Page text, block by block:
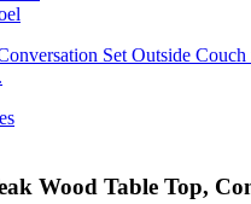
Wood Table Top,